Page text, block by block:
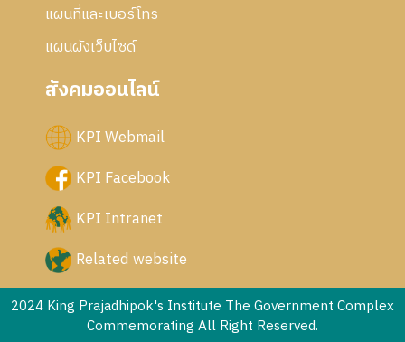
แผนที่และเบอร์โทร
แผนผังเว็บไซด์
สังคมออนไลน์
KPI Webmail
KPI Facebook
KPI Intranet
Related website
2024 King Prajadhipok's Institute The Government Complex
Commemorating All Right Reserved.